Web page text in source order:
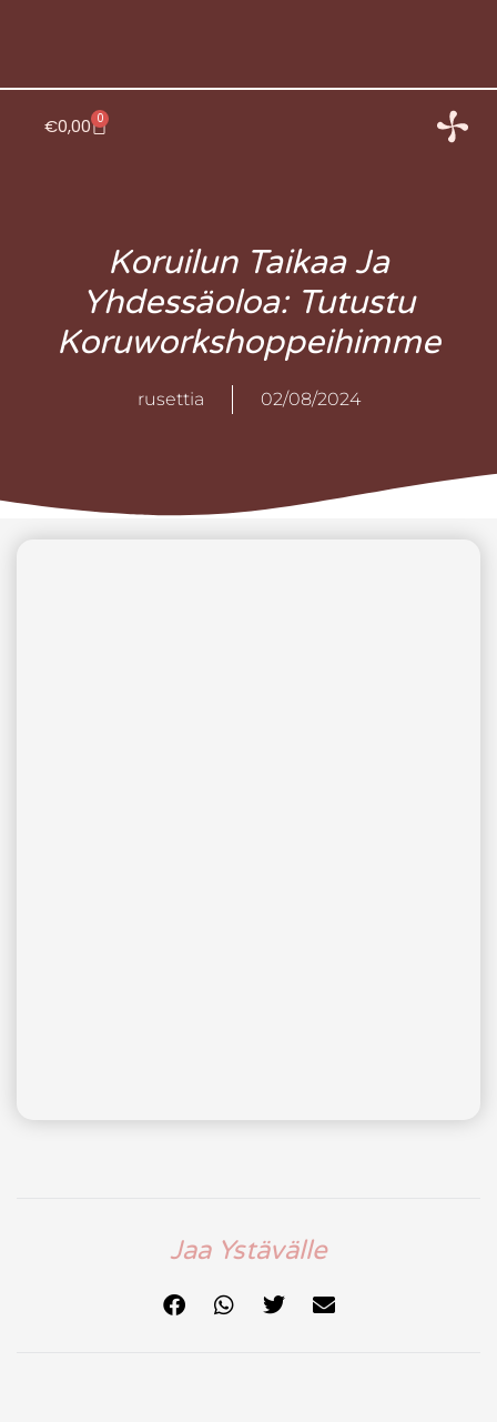
€0,00 0
Cart
Koruilun Taikaa Ja
Yhdessäoloa: Tutustu
Koruworkshoppeihimme
rusettia 02/08/2024
Jaa Ystävälle